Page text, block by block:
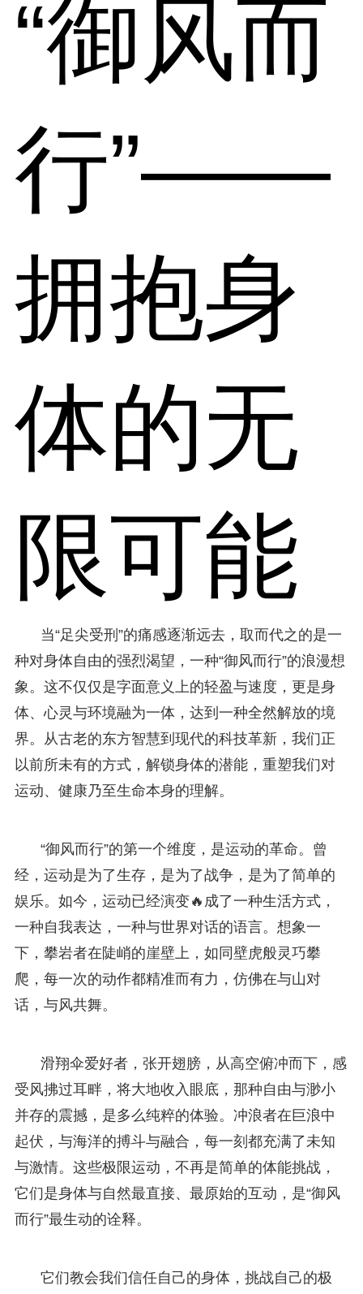
“御风而
行”——
拥抱身
体的无
限可能
当“足尖受刑”的痛感逐渐远去，取而代之的是一
种对身体自由的强烈渴望，一种“御风而行”的浪漫想
象。这不仅仅是字面意义上的轻盈与速度，更是身
体、心灵与环境融为一体，达到一种全然解放的境
界。从古老的东方智慧到现代的科技革新，我们正
以前所未有的方式，解锁身体的潜能，重塑我们对
运动、健康乃至生命本身的理解。
“御风而行”的第一个维度，是运动的革命。曾
经，运动是为了生存，是为了战争，是为了简单的
娱乐。如今，运动已经演变🔥成了一种生活方式，
一种自我表达，一种与世界对话的语言。想象一
下，攀岩者在陡峭的崖壁上，如同壁虎般灵巧攀
爬，每一次的动作都精准而有力，仿佛在与山对
话，与风共舞。
滑翔伞爱好者，张开翅膀，从高空俯冲而下，感
受风拂过耳畔，将大地收入眼底，那种自由与渺小
并存的震撼，是多么纯粹的体验。冲浪者在巨浪中
起伏，与海洋的搏斗与融合，每一刻都充满了未知
与激情。这些极限运动，不再是简单的体能挑战，
它们是身体与自然最直接、最原始的互动，是“御风
而行”最生动的诠释。
它们教会我们信任自己的身体，挑战自己的极